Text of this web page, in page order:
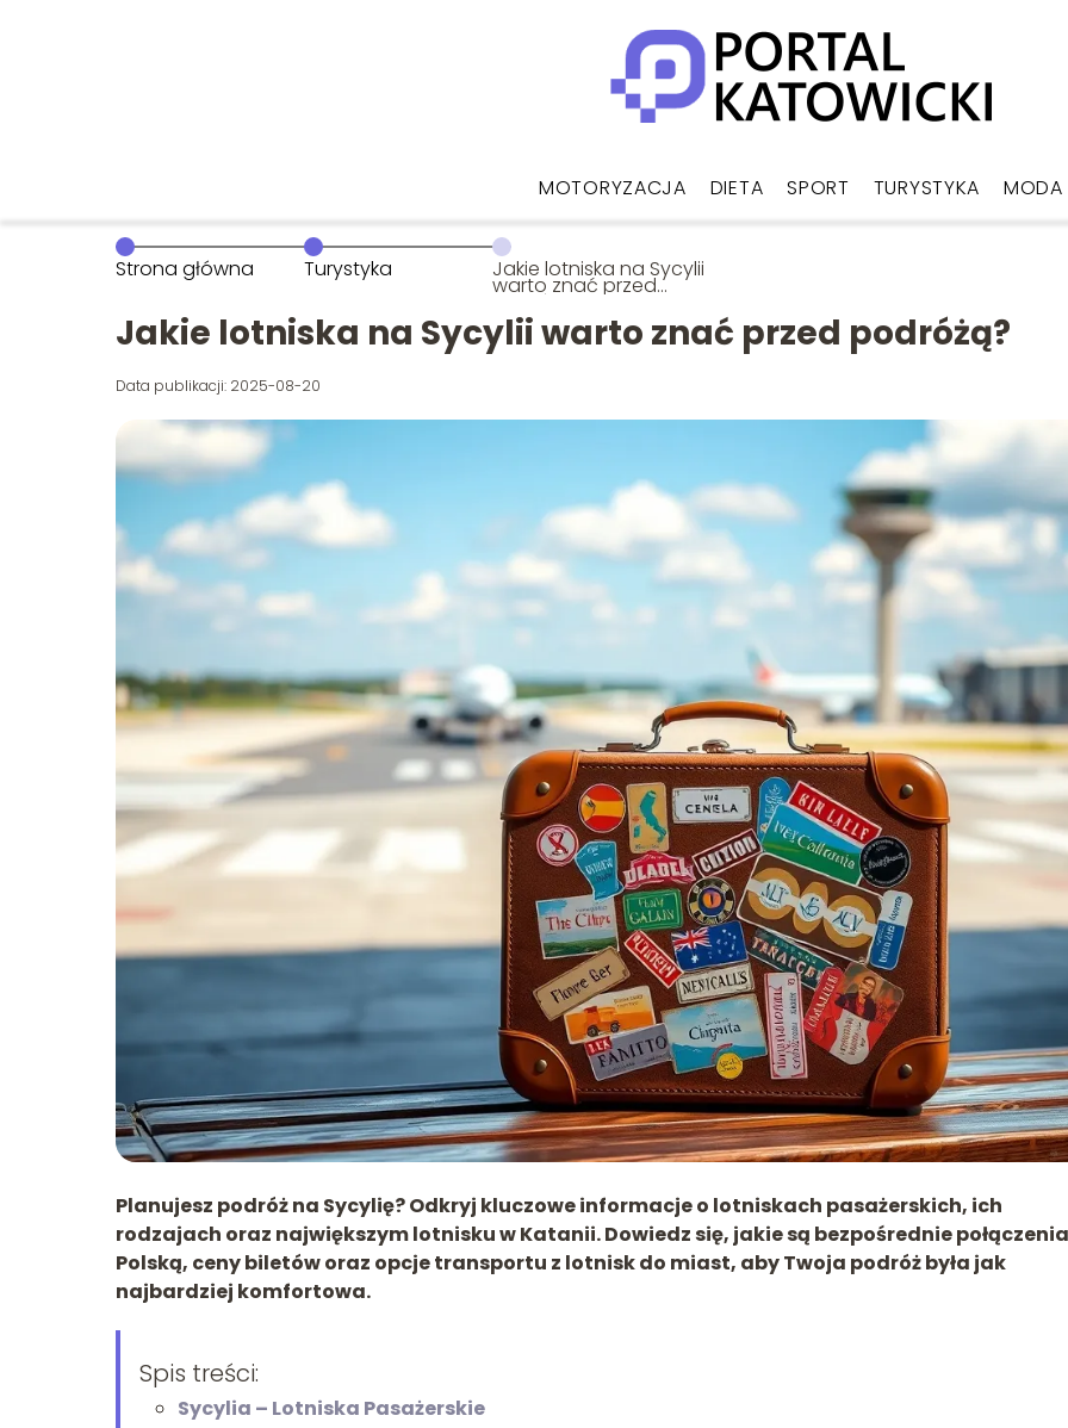
MOTORYZACJA DIETA SPORT TURYSTYKA MODA
Strona główna Turystyka Jakie lotniska na Sycylii
warto znać przed
podróżą?
Jakie lotniska na Sycylii warto znać przed podróżą?
Data publikacji: 2025-08-20
Planujesz podróż na Sycylię? Odkryj kluczowe informacje o lotniskach pasażerskich, ich
rodzajach oraz największym lotnisku w Katanii. Dowiedz się, jakie są bezpośrednie
Polską, ceny biletów oraz opcje transportu z lotnisk do miast, aby Twoja podróż była jak
najbardziej komfortowa.
Spis treści:
Sycylia – Lotniska Pasażerskie